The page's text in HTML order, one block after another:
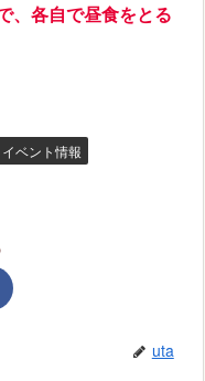
、各自で昼食をとる
イベント情報
uta